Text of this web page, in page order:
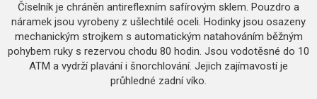
Číselník je chráněn antireflexním safírovým sklem. Pouzdro a
náramek jsou vyrobeny z ušlechtilé oceli. Hodinky jsou osazeny
mechanickým strojkem s automatickým natahováním běžným
pohybem ruky s rezervou chodu 80 hodin. Jsou vodotěsné do 10
ATM a vydrží plavání i šnorchlování. Jejich zajímavostí je
průhledné zadní víko.